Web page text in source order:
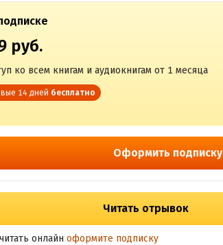
руб.
ко всем книгам и аудиокнигам от 1 месяца
14 дней бесплатно
Оформить подписку
Читать отрывок
онлайн оформите подписку